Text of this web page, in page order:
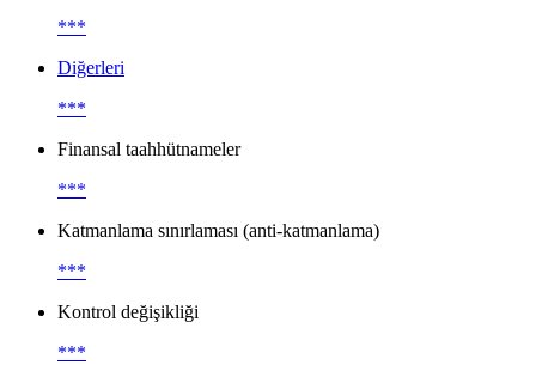
***
Diğerleri
***
Finansal taahhütnameler
***
Katmanlama sınırlaması (anti-katmanlama)
***
Kontrol değişikliği
***